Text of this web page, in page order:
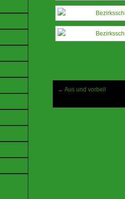
Letzte
← Aus und vorbei!